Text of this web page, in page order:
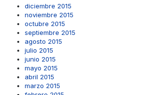
diciembre 2015
noviembre 2015
octubre 2015
septiembre 2015
agosto 2015
julio 2015
junio 2015
mayo 2015
abril 2015
marzo 2015